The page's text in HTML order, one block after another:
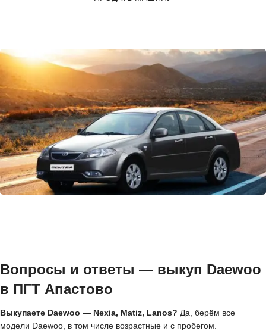
Вопросы и ответы — выкуп Daewoo
в ПГТ Апастово
Выкупаете Daewoo — Nexia, Matiz, Lanos? Да, берём все
модели Daewoo, в том числе возрастные и с пробегом.